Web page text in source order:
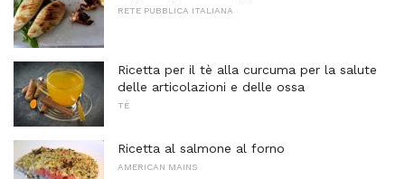
RETE PUBBLICA ITALIANA
Ricetta per il tè alla curcuma per la salute
delle articolazioni e delle ossa
TÈ
Ricetta al salmone al forno
AMERICAN MAINS